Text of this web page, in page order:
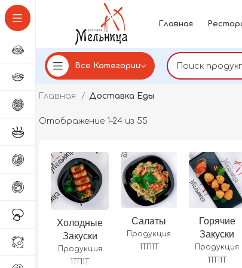
Главная
Все Категории
Главная Доставка Еды
Отображение 1–24 из 55
Холодные
Закуски
Продукция
1ТП1Т
Салаты
Продукция
1ТП1Т
Горячие
Закуски
Продукция
1ТП1Т